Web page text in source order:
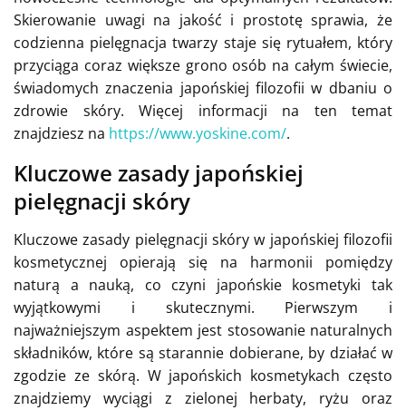
Skierowanie uwagi na jakość i prostotę sprawia, że
codzienna pielęgnacja twarzy staje się rytuałem, który
przyciąga coraz większe grono osób na całym świecie,
świadomych znaczenia japońskiej filozofii w dbaniu o
zdrowie skóry. Więcej informacji na ten temat
znajdziesz na https://www.yoskine.com/.
Kluczowe zasady japońskiej
pielęgnacji skóry
Kluczowe zasady pielęgnacji skóry w japońskiej filozofii
kosmetycznej opierają się na harmonii pomiędzy
naturą a nauką, co czyni japońskie kosmetyki tak
wyjątkowymi i skutecznymi. Pierwszym i
najważniejszym aspektem jest stosowanie naturalnych
składników, które są starannie dobierane, by działać w
zgodzie ze skórą. W japońskich kosmetykach często
znajdziemy wyciągi z zielonej herbaty, ryżu oraz